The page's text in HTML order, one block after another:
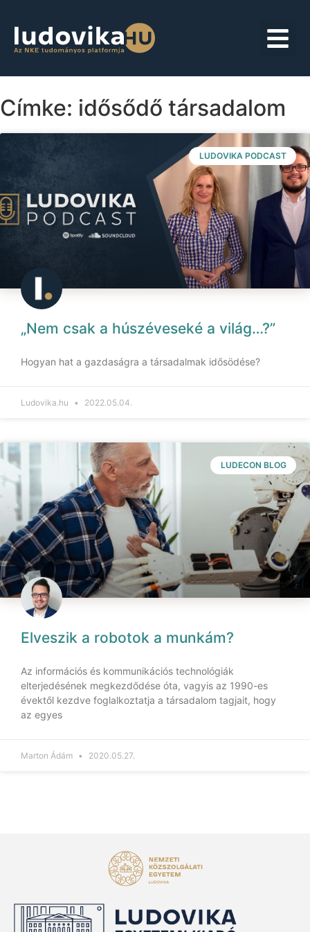
Címke: idősődő társadalom
LUDOVIKA PODCAST
„Nem csak a húszéveseké a világ…?”
Hogyan hat a gazdaságra a társadalmak idősödése?
Ludovika.hu 2022.05.04.
LUDECON BLOG
Elveszik a robotok a munkám?
Az információs és kommunikációs technológiák
elterjedésének megkezdődése óta, vagyis az 1990-es
évektől kezdve foglalkoztatja a társadalom tagjait, hogy
az egyes
Marton Ádám 2020.05.27.